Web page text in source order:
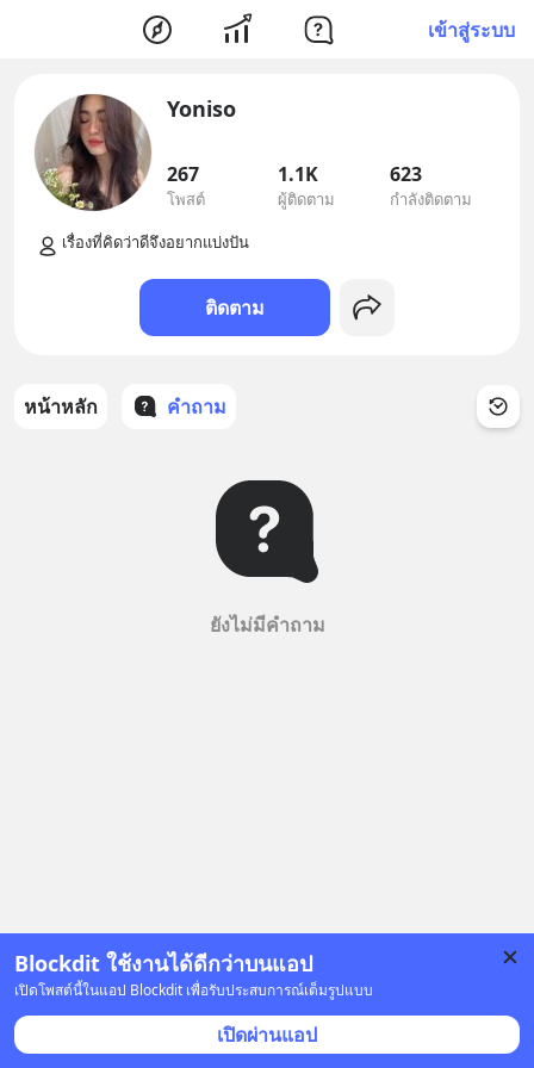
เข้าสู่ระบบ
Blockdit ใช้งานได้ดีกว่าบนแอป
เปิดโพสต์นี้ในแอป Blockdit เพื่อรับประสบการณ์เต็มรูปแบบ
เปิดผ่านแอป
Yoniso
267
โพสต์
1.1K
ผู้ติดตาม
623
กำลังติดตาม
ติดตาม
หน้าหลัก คำถาม
ยังไม่มีคำถาม